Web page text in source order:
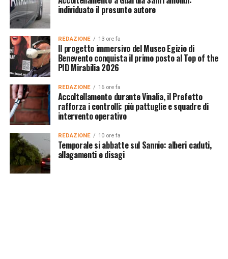
individuato il presunto autore
REDAZIONE 13 ore fa
Il progetto immersivo del Museo Egizio di
Benevento conquista il primo posto al Top of the
PID Mirabilia 2026
REDAZIONE 16 ore fa
Accoltellamento durante Vinalia, il Prefetto
rafforza i controlli: più pattuglie e squadre di
intervento operativo
REDAZIONE 10 ore fa
Temporale si abbatte sul Sannio: alberi caduti,
allagamenti e disagi